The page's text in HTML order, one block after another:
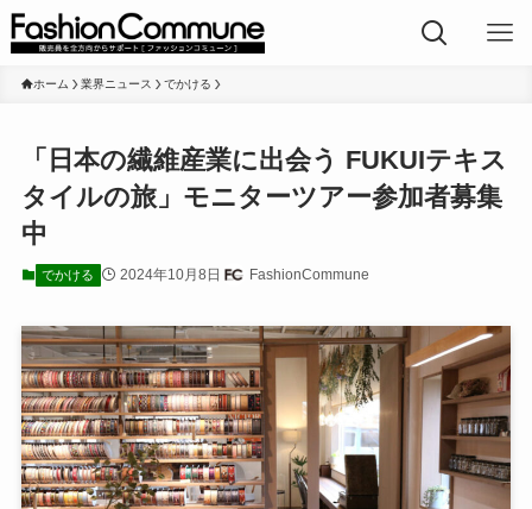
ホーム 業界ニュース でかける
「日本の繊維産業に出会う FUKUIテキス
タイルの旅」モニターツアー参加者募集
中
でかける 2024年10月8日 FashionCommune